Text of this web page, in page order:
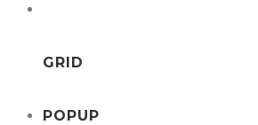
GRID
POPUP